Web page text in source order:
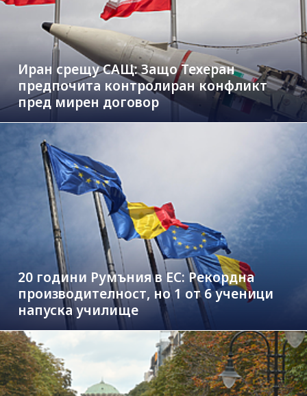
Иран срещу САЩ: Защо Техеран
предпочита контролиран конфликт
пред мирен договор
20 години Румъния в ЕС: Рекордна
производителност, но 1 от 6 ученици
напуска училище